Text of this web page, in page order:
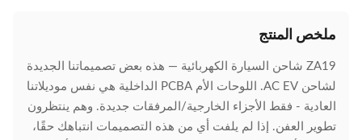
ملخص المنتج
ZA19 شاحن السيارة الكهربائية — هذه بعض تصميماتنا الجديدة
لشاحن AC EV. اللوحات الأم PCBA الداخلية هي نفس موديلاتنا
العادية - فقط الأجزاء الخارجية/المرفقات جديدة. وهم ينتظرون
تطوير العفن. إذا لم يلفت أي من هذه التصميمات انتباهك حقًا،